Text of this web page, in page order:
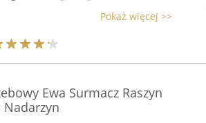
Pokaż więcej >>
Ewa Surmacz Raszyn
Nadarzyn